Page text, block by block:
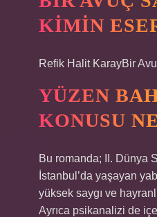
KIMIN
Refik Halit KarayBir
YÜZEN
KONUSU
Bu romanda; II. Dünya
İstanbul’da yaşayan
yüksek saygı ve
Ayrıca psikanalizi de